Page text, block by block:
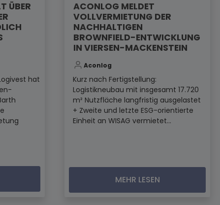
ÜBER
hat
ACONLOG MELDET
VOLLVERMIETUNG DER
NACHHALTIGEN
BROWNFIELD-ENTWICKLUNG
IN VIERSEN-MACKENSTEIN
Aconlog
Kurz nach Fertigstellung:
Logistikneubau mit insgesamt 17.720
m² Nutzfläche langfristig ausgelastet
+ Zweite und letzte ESG-orientierte
Einheit an WISAG vermietet...
MEHR LESEN